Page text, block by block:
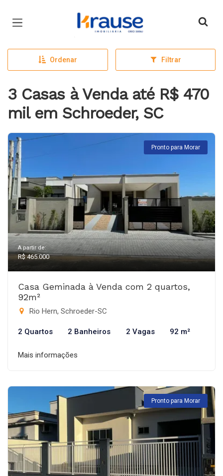
Página inicial
Ordenar Filtrar
3 Casas à Venda até R$ 470
mil em Schroeder, SC
Pronto para Morar
A partir de:
R$ 465.000
Casa Geminada à Venda com 2 quartos,
92m²
Rio Hern, Schroeder-SC
2 Quartos 2 Banheiros 2 Vagas 92 m²
Mais informações
Pronto para Morar